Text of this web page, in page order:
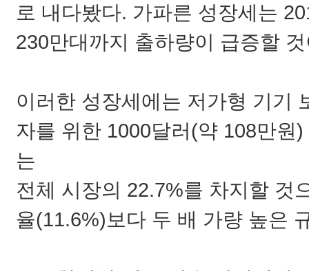
로 내다봤다. 가파른 성장세는
230만대까지 출하량이 급증할
이러한 성장세에는 저가형 기기
자를 위한 1000달러(약 108만원
는
전체 시장의 22.7%를 차지할 것
율(11.6%)보다 두 배 가량 높은